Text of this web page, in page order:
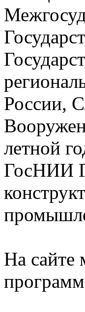
России,
летной
ГосНИИ
На сайте